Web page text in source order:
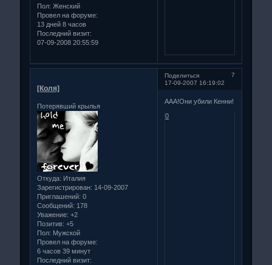
Пол: Женский
Провел на форуме:
13 дней 8 часов
Последний визит:
07-09-2008 20:55:59
Поделиться
7
17-09-2007 16:19:02
[Коля]
Потерявший крылья
Откуда: Италия
Зарегистрирован: 14-09-2007
Приглашений: 0
Сообщений: 178
Уважение: +2
Позитив: +5
Пол: Мужской
Провел на форуме:
6 часов 39 минут
Последний визит:
ААА!Они убили Кенни!
0